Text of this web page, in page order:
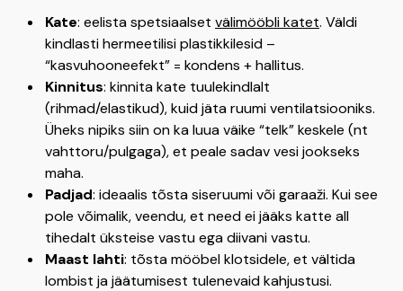
Kate: eelista spetsiaalset välimööbli katet. Väldi
kindlasti hermeetilisi plastikkilesid –
“kasvuhooneefekt” = kondens + hallitus.
Kinnitus: kinnita kate tuulekindlalt
(rihmad/elastikud), kuid jäta ruumi ventilatsiooniks.
Üheks nipiks siin on ka luua väike “telk” keskele (nt
vahttoru/pulgaga), et peale sadav vesi jookseks
maha.
Padjad: ideaalis tõsta siseruumi või garaaži. Kui see
pole võimalik, veendu, et need ei jääks katte all
tihedalt üksteise vastu ega diivani vastu.
Maast lahti: tõsta mööbel klotsidele, et vältida
lombist ja jäätumisest tulenevaid kahjustusi.